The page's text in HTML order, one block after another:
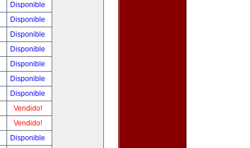
Disponible
Disponible
Disponible
Disponible
Disponible
Disponible
Disponible
Vendido!
Vendido!
Disponible